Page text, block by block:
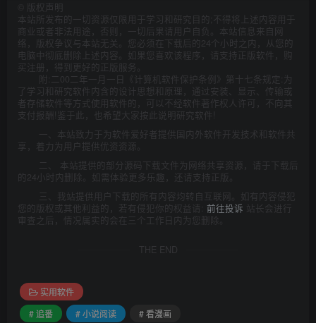
版权声明
本站所发布的一切资源仅限用于学习和研究目的;不得将上述内容用于
商业或者非法用途，否则，一切后果请用户自负。本站信息来自网
络，版权争议与本站无关。您必须在下载后的24个小时之内，从您的
电脑中彻底删除上述内容。如果您喜欢该程序，请支持正版软件，购
买注册，得到更好的正版服务。
附:二00二年一月一日《计算机软件保护条例》第十七条规定:为
了学习和研究软件内含的设计思想和原理，通过安装、显示、传输或
者存储软件等方式使用软件的，可以不经软件著作权人许可，不向其
支付报酬!鉴于此，也希望大家按此说明研究软件!
一、本站致力于为软件爱好者提供国内外软件开发技术和软件共
享，着力为用户提供优资资源。
二、 本站提供的部分源码下载文件为网络共享资源，请于下载后
的24小时内删除。如需体验更多乐趣，还请支持正版。
三、我站提供用户下载的所有内容均转自互联网。如有内容侵犯
您的版权或其他利益的，若有侵犯你的权益请: 前往投诉 站长会进行
审查之后，情况属实的会在三个工作日内为您删除。
THE END
实用软件
# 追番
# 小说阅读
# 看漫画